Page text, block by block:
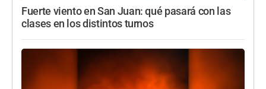
Fuerte viento en San Juan: qué pasará con las
clases en los distintos turnos